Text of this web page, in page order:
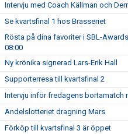
Intervju med Coach Källman och
Se kvartsfinal 1 hos Brasseriet
Rösta på dina favoriter i SBL-
08:00
Ny krönika signerad Lars-Erik Hall
Supporterresa till kvartsfinal 2
Intervju inför fredagens bortamatch
Andelslotteriet dragning Mars
Förköp till kvartsfinal 3 är öppet